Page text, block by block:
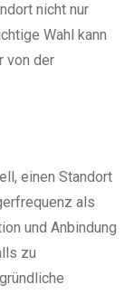
nicht nur
Wahl kann
von der
einen Standort
als
und Anbindung
zu